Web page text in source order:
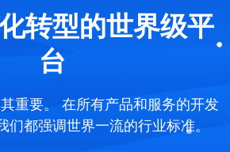
转型的世界级平
台
重要。 在所有产品和服务的开发
们都强调世界一流的行业标准。